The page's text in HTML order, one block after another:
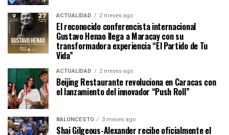
ACTUALIDAD 2 meses ago
El reconocido conferencista internacional
Gustavo Henao llega a Maracay con su
transformadora experiencia “El Partido de Tu
Vida”
ACTUALIDAD 2 meses ago
Beijing Restaurante revoluciona en Caracas con
el lanzamiento del innovador “Push Roll”
BALONCESTO 3 meses ago
Shai Gilgeous-Alexander recibe oficialmente el